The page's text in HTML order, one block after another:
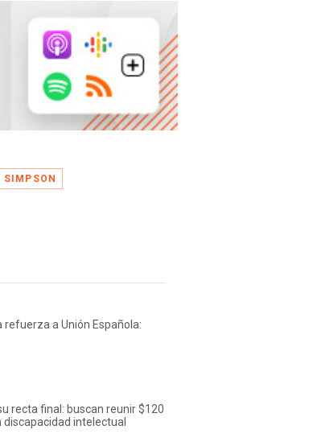
SIMPSON
refuerza a Unión Española:
recta final: buscan reunir $120
intelectual